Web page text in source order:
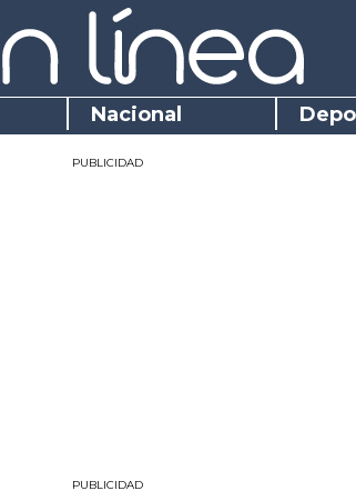
Nacional
PUBLICIDAD
PUBLICIDAD